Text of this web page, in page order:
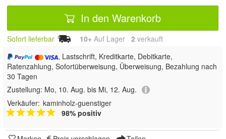
In den Warenkorb
Sofort lieferbar 10+ Auf Lager 2 verkauft
, Lastschrift, Kreditkarte, Debitkarte,
Ratenzahlung, Sofortüberweisung, Überweisung, Bezahlung nach
30 Tagen
Zustellung: Mo, 10. Aug. bis Mi, 12. Aug.
Verkäufer: kaminholz-guenstiger
98% positiv